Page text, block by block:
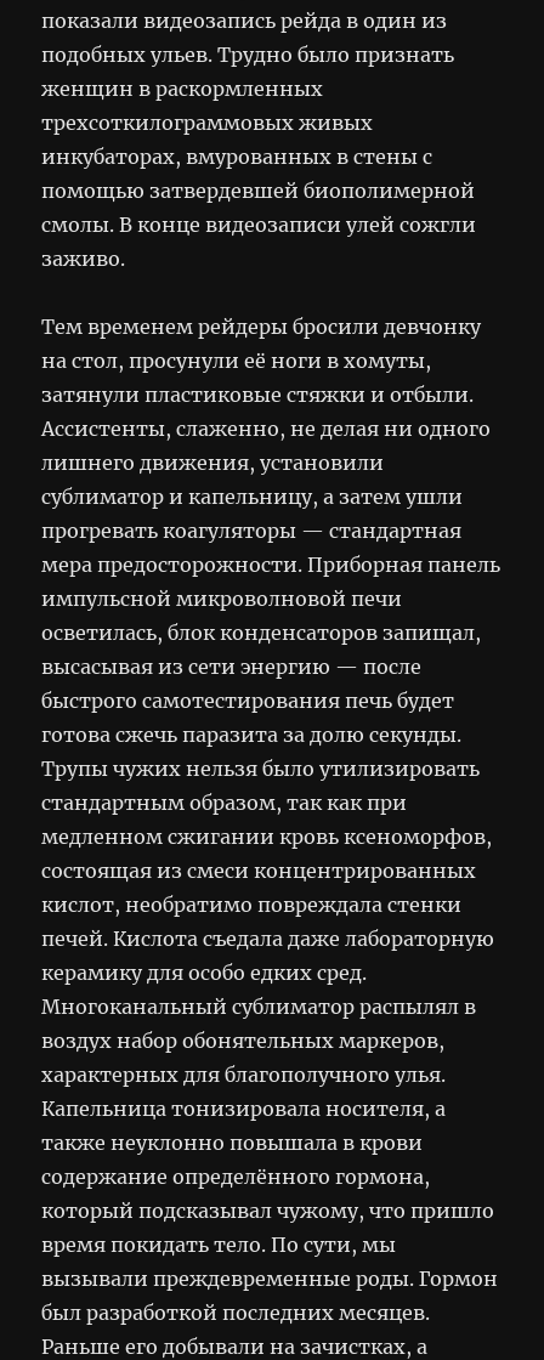
показали видеозапись рейда в один из
подобных ульев. Трудно было признать
женщин в раскормленных
трехсоткилограммовых живых
инкубаторах, вмурованных в стены с
помощью затвердевшей биополимерной
смолы. В конце видеозаписи улей сожгли
заживо.
Тем временем рейдеры бросили девчонку
на стол, просунули её ноги в хомуты,
затянули пластиковые стяжки и отбыли.
Ассистенты, слаженно, не делая ни одного
лишнего движения, установили
сублиматор и капельницу, а затем ушли
прогревать коагуляторы — стандартная
мера предосторожности. Приборная панель
импульсной микроволновой печи
осветилась, блок конденсаторов запищал,
высасывая из сети энергию — после
быстрого самотестирования печь будет
готова сжечь паразита за долю секунды.
Трупы чужих нельзя было утилизировать
стандартным образом, так как при
медленном сжигании кровь ксеноморфов,
состоящая из смеси концентрированных
кислот, необратимо повреждала стенки
печей. Кислота съедала даже лабораторную
керамику для особо едких сред.
Многоканальный сублиматор распылял в
воздух набор обонятельных маркеров,
характерных для благополучного улья.
Капельница тонизировала носителя, а
также неуклонно повышала в крови
содержание определённого гормона,
который подсказывал чужому, что пришло
время покидать тело. По сути, мы
вызывали преждевременные роды. Гормон
был разработкой последних месяцев.
Раньше его добывали на зачистках, а